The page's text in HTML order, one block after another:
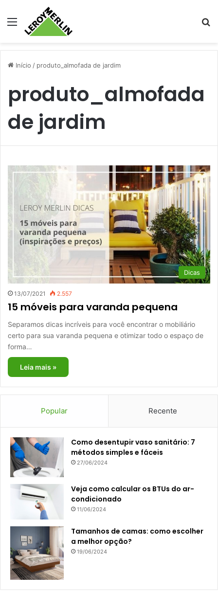
Menu
Início / produto_almofada de jardim
produto_almofada
de jardim
Dicas
13/07/2021 2.557
15 móveis para varanda pequena
Separamos dicas incríveis para você encontrar o mobiliário
certo para sua varanda pequena e otimizar todo o espaço de
forma…
Leia mais »
Popular Recente
Como desentupir vaso sanitário: 7
métodos simples e fáceis
27/06/2024
Veja como calcular os BTUs do ar-
condicionado
11/06/2024
Tamanhos de camas: como escolher
a melhor opção?
19/06/2024